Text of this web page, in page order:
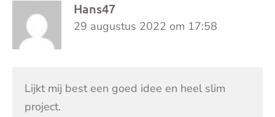
Hans47
29 augustus 2022 om 17:58
Lijkt mij best een goed idee en heel slim
project.